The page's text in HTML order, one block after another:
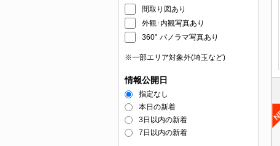
間取り図あり
外観･内観写真あり
360° パノラマ写真あり
※一部エリア対象外(埼玉など)
情報公開日
指定なし
本日の新着
3日以内の新着
7日以内の新着